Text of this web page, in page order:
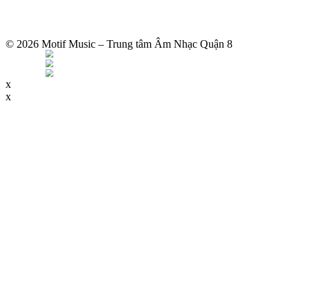
© 2026 Motif Music – Trung tâm Âm Nhạc Quận 8
x
x